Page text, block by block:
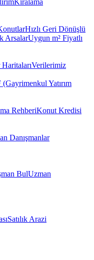
Kiralama
Hızlı Geri Dönüşlü
ArsalarUygun m² Fiyatlı
Verilerimiz
Yatırım
RehberiKonut Kredisi
Danışmanlar
BulUzman
Satılık Arazi